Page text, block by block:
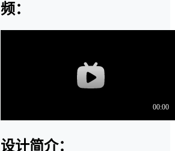
频：
设计简介：